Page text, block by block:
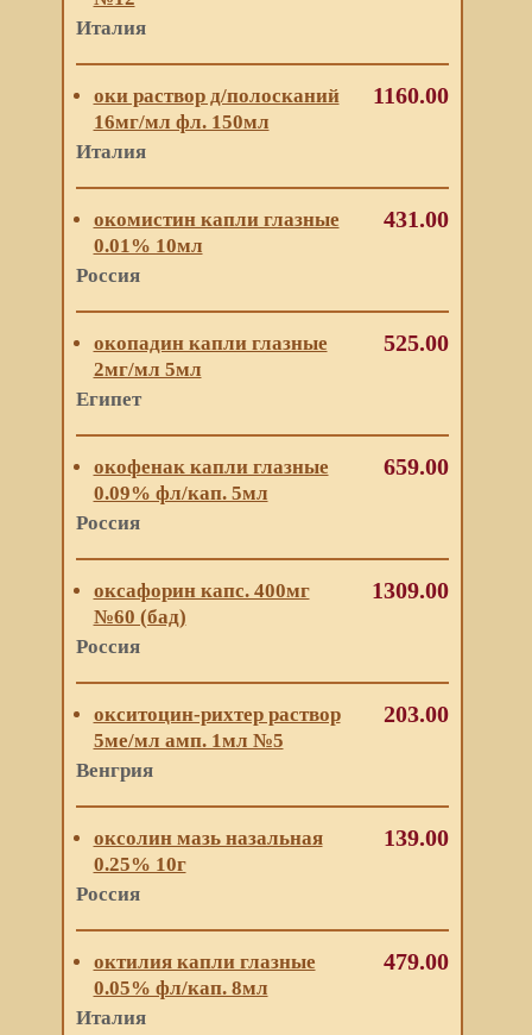
Италия
оки раствор д/полосканий
16мг/мл фл. 150мл
Италия
1160.00
окомистин капли глазные
0.01% 10мл
Россия
431.00
окопадин капли глазные
2мг/мл 5мл
Египет
525.00
окофенак капли глазные
0.09% фл/кап. 5мл
Россия
659.00
оксафорин капс. 400мг
№60 (бад)
Россия
1309.00
окситоцин-рихтер раствор
5ме/мл амп. 1мл №5
Венгрия
203.00
оксолин мазь назальная
0.25% 10г
Россия
139.00
октилия капли глазные
0.05% фл/кап. 8мл
Италия
479.00